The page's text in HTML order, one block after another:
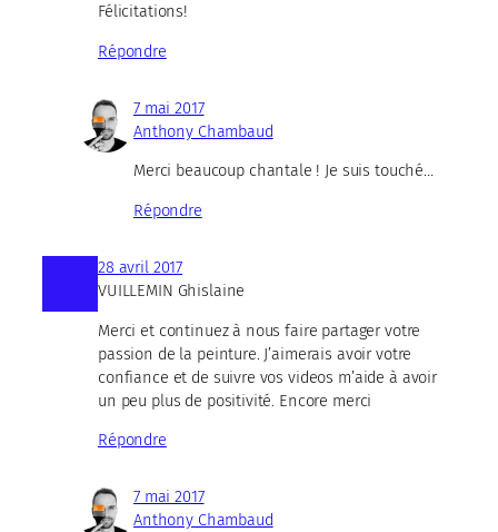
Félicitations!
Répondre
7 mai 2017
Anthony Chambaud
Merci beaucoup chantale ! Je suis touché…
Répondre
28 avril 2017
VUILLEMIN Ghislaine
Merci et continuez à nous faire partager votre
passion de la peinture. J’aimerais avoir votre
confiance et de suivre vos videos m’aide à avoir
un peu plus de positivité. Encore merci
Répondre
7 mai 2017
Anthony Chambaud